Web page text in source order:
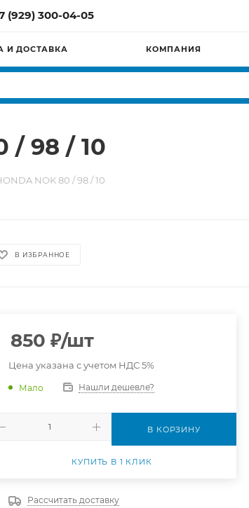
(929) 300-04-05
И ДОСТАВКА КОМПАНИЯ
/ 98 / 10
NOK 80 / 98 / 10
В ИЗБРАННОЕ
850 ₽/шт
Цена указана с учетом НДС 5%
Мало Нашли дешевле?
В КОРЗИНУ
КУПИТЬ В 1 КЛИК
Рассчитать доставку